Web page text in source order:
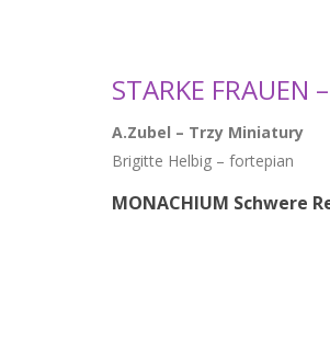
STARKE FRAUEN
A.Zubel – Trzy Miniatury
Brigitte Helbig – fortepian
MONACHIUM Schwere